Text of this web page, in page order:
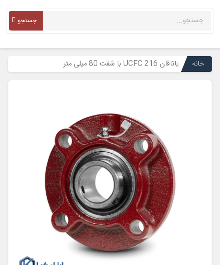
جستجو
خانه یاتاقان UCFC 216 با شفت 80 میلی متر